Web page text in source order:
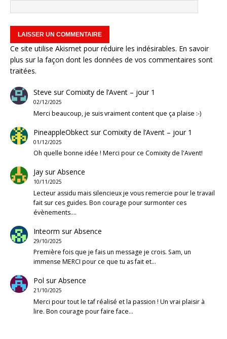
Ce site utilise Akismet pour réduire les indésirables. En savoir
plus sur la façon dont les données de vos commentaires sont
traitées.
Steve surComixity de l’Avent – jour 1
02/12/2025
Merci beaucoup, je suis vraiment content que ça plaise :-)
PineappleObkectsurComixity de l’Avent – jour 1
01/12/2025
Oh quelle bonne idée ! Merci pour ce Comixity de l'Avent!
JaysurAbsence
10/11/2025
Lecteur assidu mais silencieux je vous remercie pour le travail
fait sur ces guides. Bon courage pour surmonter ces
évènements.…
Inteorm surAbsence
29/10/2025
Première fois que je fais un message je crois. Sam, un
immense MERCI pour ce que tu as fait et…
Pol surAbsence
21/10/2025
Merci pour tout le taf réalisé et la passion ! Un vrai plaisir à
lire. Bon courage pour faire face…